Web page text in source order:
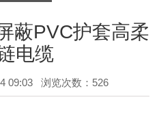
蔽PVC护套高柔
电缆
09:03 浏览次数： 526